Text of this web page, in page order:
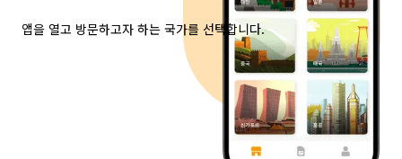
앱을 열고 방문하고자 하는 국가를 선택합니다.